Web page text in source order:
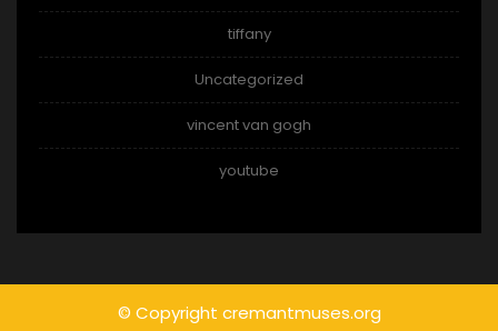
tiffany
Uncategorized
vincent van gogh
youtube
© Copyright cremantmuses.org